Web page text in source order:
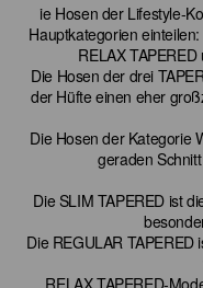
ie Hosen der Lifestyle-
Hauptkategorien
RELAX
Die Hosen der drei
der Hüfte einen eher
Die Hosen der Kategorie
geraden
Die SLIM TAPERED ist
Die REGULAR
RELAX TAPERED-